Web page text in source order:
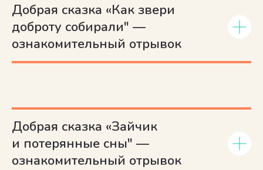
Добрая сказка «Как звери
доброту собирали" —
ознакомительный отрывок
Добрая сказка «Зайчик
и потерянные сны" —
ознакомительный отрывок